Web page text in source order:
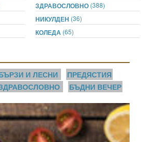
ЗДРАВОСЛОВНО (388)
НИКУЛДЕН (36)
КОЛЕДА (65)
И ЛЕСНИ
ПРЕДЯСТИЯ
БЪДНИ ВЕЧЕР